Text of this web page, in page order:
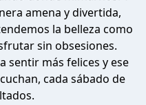
amena y divertida,
la belleza como
sin obsesiones.
sentir más felices y ese
cada sábado de